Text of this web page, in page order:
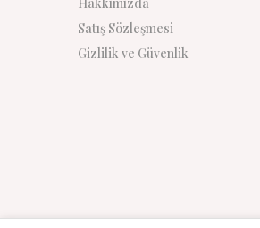
Satış Sözleşmesi
Gizlilik ve Güvenlik